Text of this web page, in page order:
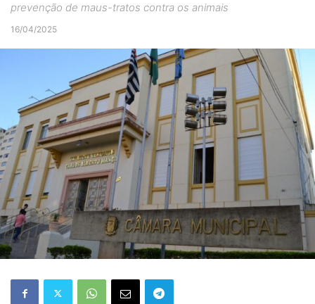
prevenção de maus-tratos contra os animais
16/04/2025